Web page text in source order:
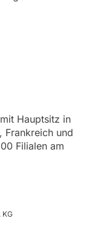
Hauptsitz in
Frankreich und
Filialen am
KG